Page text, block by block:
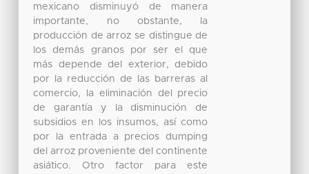
mexicano disminuyó de manera
importante, no obstante, la
producción de arroz se distingue de
los demás granos por ser el que
más depende del exterior, debido
por la reducción de las barreras al
comercio, la eliminación del precio
de garantía y la disminución de
subsidios en los insumos, así como
por la entrada a precios dumping
del arroz proveniente del continente
asiático. Otro factor para este